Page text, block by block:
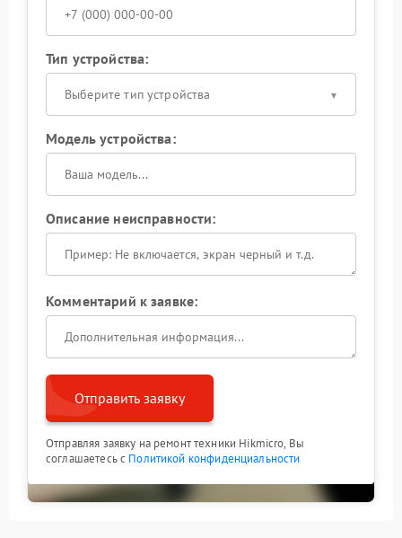
Тип устройства:
Выберите тип устройства
Модель устройства:
Описание неисправности:
Комментарий к заявке:
Отправить заявку
Отправляя заявку на ремонт техники Hikmicro, Вы
соглашаетесь с Политикой конфиденциальности